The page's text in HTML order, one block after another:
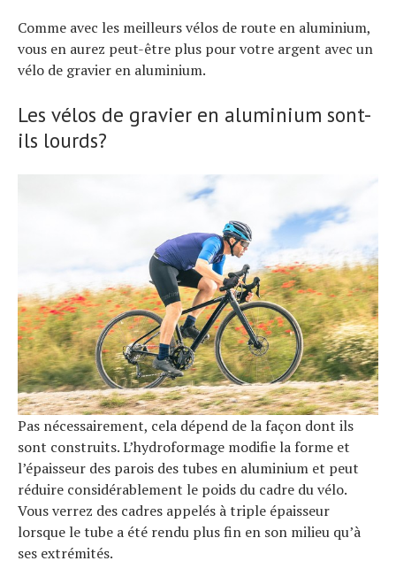
Comme avec les meilleurs vélos de route en aluminium,
vous en aurez peut-être plus pour votre argent avec un
vélo de gravier en aluminium.
Les vélos de gravier en aluminium sont-
ils lourds?
Pas nécessairement, cela dépend de la façon dont ils
sont construits. L’hydroformage modifie la forme et
l’épaisseur des parois des tubes en aluminium et peut
réduire considérablement le poids du cadre du vélo.
Vous verrez des cadres appelés à triple épaisseur
lorsque le tube a été rendu plus fin en son milieu qu’à
ses extrémités.